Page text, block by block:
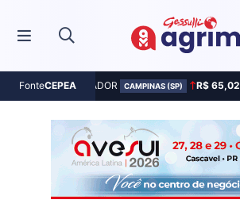
FonteCEPEA
MILHO - INDICADOR CAMPINAS (SP) R$ 65,02